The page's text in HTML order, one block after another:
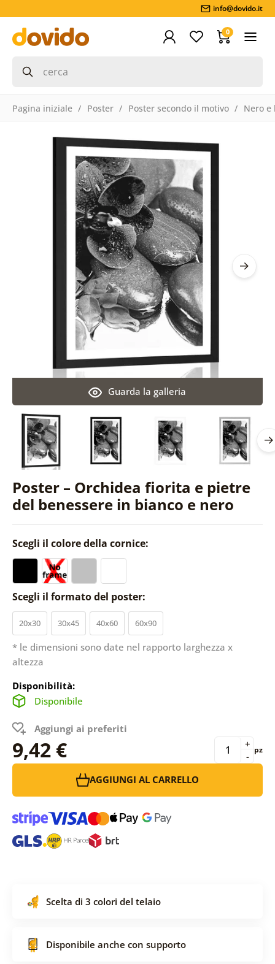
info@dovido.it
0
Pagina iniziale Poster Poster secondo il motivo Nero e
Poster – Orchidea fiorita e pietre
del benessere in bianco e nero
Guarda la galleria
Scegli il colore della cornice:
Scegli il formato del poster:
20x30 30x45 40x60 60x90
* le dimensioni sono date nel rapporto larghezza x
altezza
Disponibilità:
Disponibile
Aggiungi ai preferiti
9,42 € -
+ pz
AGGIUNGI AL CARRELLO
Scelta di 3 colori del telaio
Disponibile anche con supporto